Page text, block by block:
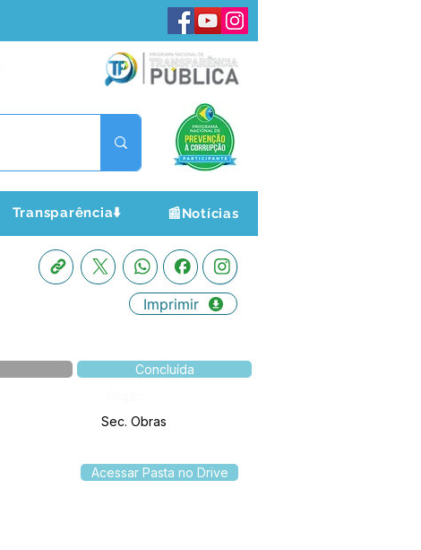
Transparência⬇️ 📰Notícias
Imprimir
Concluída
Sec. Obras
Acessar Pasta no Drive